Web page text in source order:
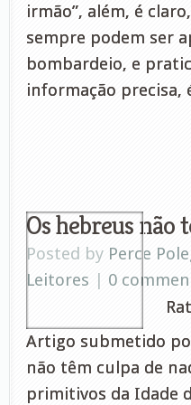
irmão”, além, é
sempre podem ser
bombardeio, e
informação
Os hebreus não
Posted by Perce
Leitores | 0
Artigo submetido
não têm culpa de
primitivos da Idade